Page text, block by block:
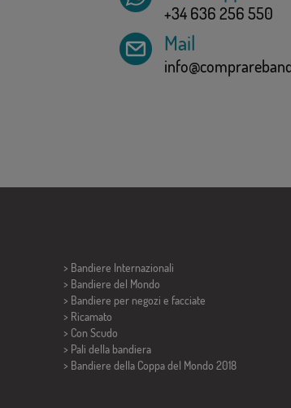
+34 636 256 550
Mail
> Bandiere Internazionali
> Bandiere del Mondo
> Bandiere per negozi e facciate
> Ricamato
> Con Scudo
> Pali della bandiera
> Bandiere della Coppa del Mondo 2018